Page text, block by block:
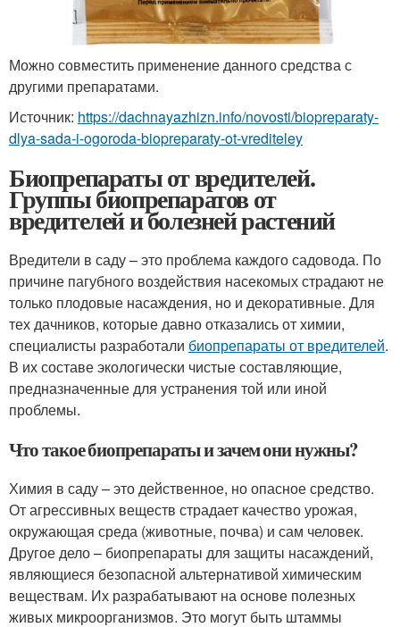
Можно совместить применение данного средства с
другими препаратами.
Источник: https://dachnayazhizn.info/novosti/biopreparaty-
dlya-sada-i-ogoroda-biopreparaty-ot-vrediteley
Биопрепараты от вредителей.
Группы биопрепаратов от
вредителей и болезней растений
Вредители в саду – это проблема каждого садовода. По
причине пагубного воздействия насекомых страдают не
только плодовые насаждения, но и декоративные. Для
тех дачников, которые давно отказались от химии,
специалисты разработали биопрепараты от вредителей.
В их составе экологически чистые составляющие,
предназначенные для устранения той или иной
проблемы.
Что такое биопрепараты и зачем они нужны?
Химия в саду – это действенное, но опасное средство.
От агрессивных веществ страдает качество урожая,
окружающая среда (животные, почва) и сам человек.
Другое дело – биопрепараты для защиты насаждений,
являющиеся безопасной альтернативой химическим
веществам. Их разрабатывают на основе полезных
живых микроорганизмов. Это могут быть штаммы